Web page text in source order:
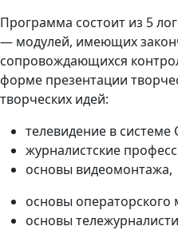
Программа состоит из 5
— модулей, имеющих
сопровождающихся
форме презентации
творческих идей:
телевидение в
журналистские
основы видеомонтажа,
основы операторского
основы